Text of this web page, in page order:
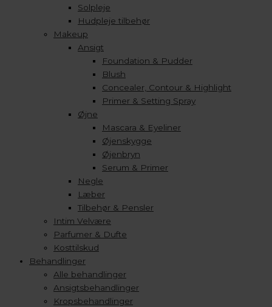
Solpleje
Hudpleje tilbehør
Makeup
Ansigt
Foundation & Pudder
Blush
Concealer, Contour & Highlight
Primer & Setting Spray
Øjne
Mascara & Eyeliner
Øjenskygge
Øjenbryn
Serum & Primer
Negle
Læber
Tilbehør & Pensler
Intim Velvære
Parfumer & Dufte
Kosttilskud
Behandlinger
Alle behandlinger
Ansigtsbehandlinger
Kropsbehandlinger